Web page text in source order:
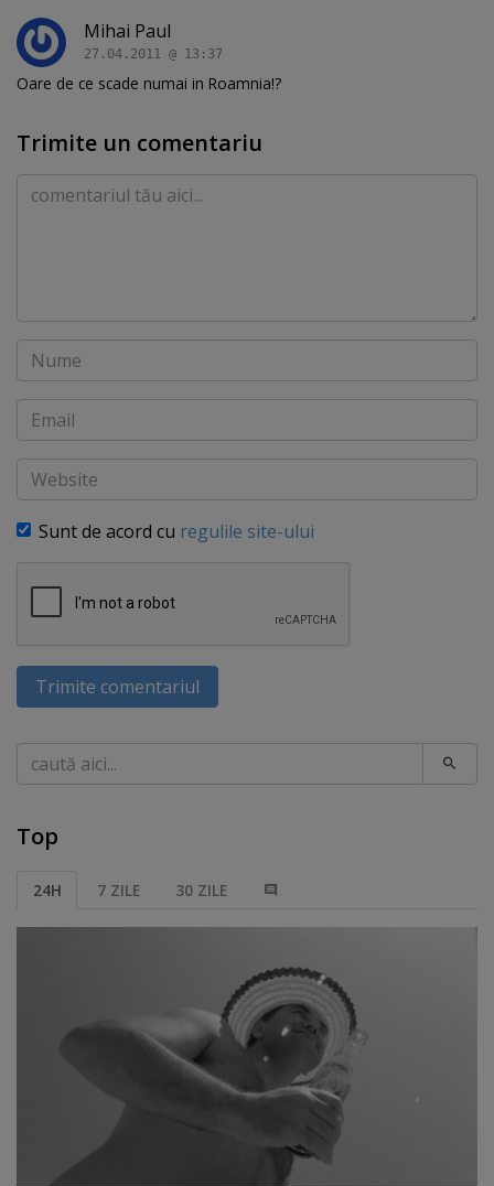
Mihai Paul
27.04.2011 @ 13:37
Oare de ce scade numai in Roamnia!?
Trimite un comentariu
Comentariu
Nume
Email
Website
Sunt de acord cu regulile site-ului
Trimite comentariul
Caută
Top
24H 7 ZILE 30 ZILE